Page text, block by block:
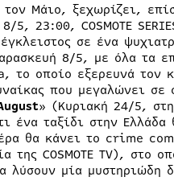
Μάιο, ξεχωρίζει,
5, 23:00, COSMOTE
σε ένα
8/5, με όλα τα
το οποίο εξερευνά τον
που μεγαλώνει σε
» (Κυριακή 24/5,
ένα ταξίδι στην
θα κάνει το crime
της COSMOTE TV),
λύσουν μία μυστηριώδη